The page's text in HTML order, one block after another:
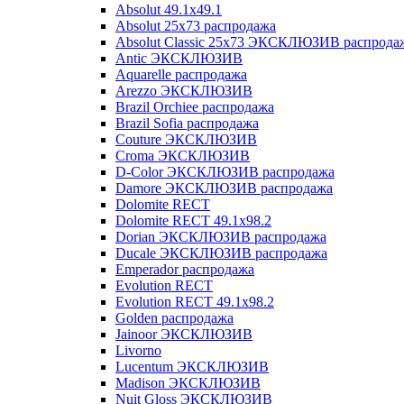
Absolut 49.1x49.1
Absolut 25x73 распродажа
Absolut Classic 25x73 ЭКСКЛЮЗИВ
Antic ЭКСКЛЮЗИВ
Aquarelle распродажа
Arezzo ЭКСКЛЮЗИВ
Brazil Orchiee распродажа
Brazil Sofia распродажа
Couture ЭКСКЛЮЗИВ
Croma ЭКСКЛЮЗИВ
D-Color ЭКСКЛЮЗИВ распродажа
Damore ЭКСКЛЮЗИВ распродажа
Dolomite RECT
Dolomite RECT 49.1x98.2
Dorian ЭКСКЛЮЗИВ распродажа
Ducale ЭКСКЛЮЗИВ распродажа
Emperador распродажа
Evolution RECT
Evolution RECT 49.1x98.2
Golden распродажа
Jainoor ЭКСКЛЮЗИВ
Livorno
Lucentum ЭКСКЛЮЗИВ
Madison ЭКСКЛЮЗИВ
Nuit Gloss ЭКСКЛЮЗИВ